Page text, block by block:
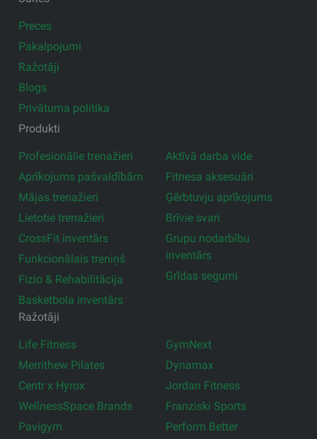
Preces
Pakalpojumi
Ražotāji
Blogs
Privātuma politika
Produkti
Profesionālie trenažieri
Aprīkojums pašvaldībām
Mājas trenažieri
Lietotie trenažieri
CrossFit inventārs
Funkcionālais treniņš
Fizio & Rehabilitācija
Basketbola inventārs
Aktīvā darba vide
Fitnesa aksesuāri
Ģērbtuvju aprīkojums
Brīvie svari
Grupu nodarbību
inventārs
Grīdas segumi
Ražotāji
Life Fitness
Merrithew Pilates
Centr x Hyrox
WellnessSpace Brands
Pavigym
GymNext
Dynamax
Jordan Fitness
Franziski Sports
Perform Better